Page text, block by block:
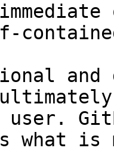
and
user.
what